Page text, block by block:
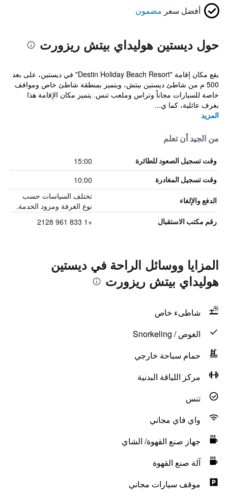
أفضل سعر مضمون
حول ديستين هوليداي بيتش ريزورت
يقع مكان إقامة "Destin Holiday Beach Resort" في ديستين، على بعد
500 م من شاطئ ديستين بيتش، ويتميز بمنطقة شاطئ خاص ومواقف
خاصة للسيارات مجاناً وتراس وملعب تنس. يتميز مكان الإقامة هذا
بغرف عائلية، كما ي...
المزيد
من الجيد أن تعلم
وقت تسجيل الصعود للطائرة 15:00
وقت تسجيل المغادرة 10:00
الدفع والإلغاء
تختلف السياسات حسب
نوع الغرفة ومزود الخدمة.
رقم مكتب الاستقبال +1 833 961 2128
المزايا ووسائل الراحة في ديستين
هوليداي بيتش ريزورت
شاطىء خاص
الغوص / Snorkeling
حمام سباحة خارجي
مركز اللياقة البدنية
تنس
واي فاي مجاني
جهاز صنع القهوة/ الشاي
آلة صنع القهوة
موقف سيارات مجاني